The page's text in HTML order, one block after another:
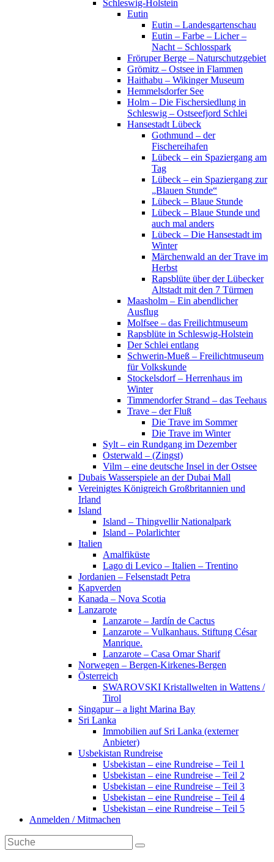
Schleswig-Holstein
Eutin
Eutin – Landesgartenschau
Eutin – Farbe – Licher –
Nacht – Schlosspark
Fröruper Berge – Naturschutzgebiet
Grömitz – Ostsee in Flammen
Haithabu – Wikinger Museum
Hemmelsdorfer See
Holm – Die Fischersiedlung in
Schleswig – Ostseefjord Schlei
Hansestadt Lübeck
Gothmund – der
Fischereihafen
Lübeck – ein Spaziergang am
Tag
Lübeck – ein Spaziergang zur
„Blauen Stunde“
Lübeck – Blaue Stunde
Lübeck – Blaue Stunde und
auch mal anders
Lübeck – Die Hansestadt im
Winter
Märchenwald an der Trave im
Herbst
Rapsblüte über der Lübecker
Altstadt mit den 7 Türmen
Maasholm – Ein abendlicher
Ausflug
Molfsee – das Freilichtmuseum
Rapsblüte in Schleswig-Holstein
Der Schlei entlang
Schwerin-Mueß – Freilichtmuseum
für Volkskunde
Stockelsdorf – Herrenhaus im
Winter
Timmendorfer Strand – das Teehaus
Trave – der Fluß
Die Trave im Sommer
Die Trave im Winter
Sylt – ein Rundgang im Dezember
Osterwald – (Zingst)
Vilm – eine deutsche Insel in der Ostsee
Dubais Wasserspiele an der Dubai Mall
Vereinigtes Königreich Großbritannien und
Irland
Island
Island – Thingvellir Nationalpark
Island – Polarlichter
Italien
Amalfiküste
Lago di Levico – Italien – Trentino
Jordanien – Felsenstadt Petra
Kapverden
Kanada – Nova Scotia
Lanzarote
Lanzarote – Jardín de Cactus
Lanzarote – Vulkanhaus. Stiftung César
Manrique.
Lanzarote – Casa Omar Sharif
Norwegen – Bergen-Kirkenes-Bergen
Österreich
SWAROVSKI Kristallwelten in Wattens /
Tirol
Singapur – a light Marina Bay
Sri Lanka
Immobilien auf Sri Lanka (externer
Anbieter)
Usbekistan Rundreise
Usbekistan – eine Rundreise – Teil 1
Usbekistan – eine Rundreise – Teil 2
Usbekistan – eine Rundreise – Teil 3
Usbekistan – eine Rundreise – Teil 4
Usbekistan – eine Rundreise – Teil 5
Anmelden / Mitmachen